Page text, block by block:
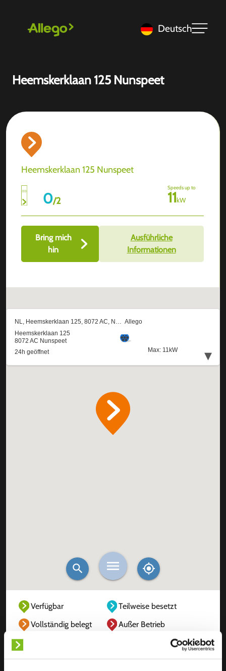
Deutsch
Heemskerklaan 125 Nunspeet
Heemskerklaan 125 Nunspeet
0/2
Speeds up to
11kW
Bring mich
hin
Ausführliche
Informationen
Verfügbar
Teilweise besetzt
Vollständig belegt
Außer Betrieb